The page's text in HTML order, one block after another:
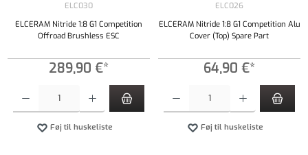
ELC030
ELCERAM Nitride 1:8 G1 Competition
Offroad Brushless ESC
289,90 €*
Føj til huskeliste
ELC026
ELCERAM Nitride 1:8 G1 Competition Alu
Cover (Top) Spare Part
64,90 €*
Føj til huskeliste